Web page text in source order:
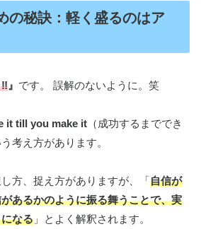
の秘訣：軽く盛るのはア
』 です。 誤解のないように。笑
it till you make it （成功するまででき
考え方があります。
方、捉え方がありますが、「自信が
あるかのように振る舞うことで、実
なる 」とよく解釈されます。